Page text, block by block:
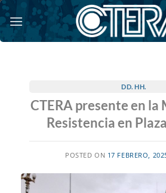
Saltar
al
contenido
DD. HH.
CTERA presente en la
Resistencia en
POSTED ON 17 FEBRERO,